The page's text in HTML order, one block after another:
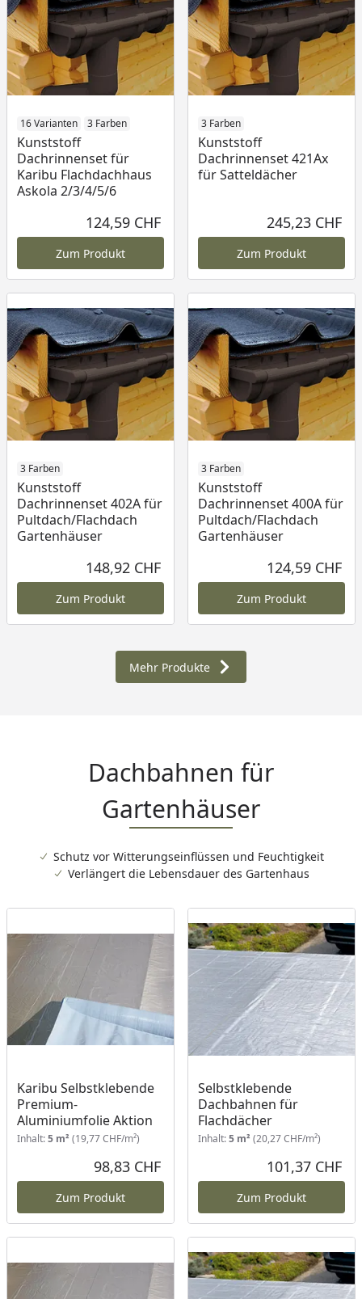
16 Varianten 3 Farben
Kunststoff
Dachrinnenset für
Karibu Flachdachhaus
Askola 2/3/4/5/6
124,59 CHF
Zum Produkt
3 Farben
Kunststoff
Dachrinnenset 421Ax
für Satteldächer
245,23 CHF
Zum Produkt
3 Farben
Kunststoff
Dachrinnenset 402A für
Pultdach/Flachdach
Gartenhäuser
148,92 CHF
Zum Produkt
3 Farben
Kunststoff
Dachrinnenset 400A für
Pultdach/Flachdach
Gartenhäuser
124,59 CHF
Zum Produkt
Mehr Produkte
Dachbahnen für
Gartenhäuser
Schutz vor Witterungseinflüssen und Feuchtigkeit
Verlängert die Lebensdauer des Gartenhaus
Karibu Selbstklebende
Premium-
Aluminiumfolie Aktion
Inhalt:5 m² (19,77 CHF/m²)
98,83 CHF
Zum Produkt
Selbstklebende
Dachbahnen für
Flachdächer
Inhalt:5 m² (20,27 CHF/m²)
101,37 CHF
Zum Produkt